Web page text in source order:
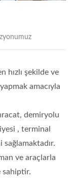
hızlı şekilde ve
amacıyla
demiryolu
, terminal
ve araçlarla
sahiptir.